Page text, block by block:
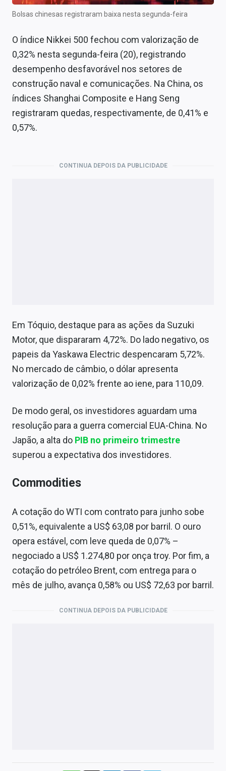
Central dos IPOs
Finanças Pessoais
Mercados
Economia
Empresas
Sobre
Expediente
Contato
Bolsas chinesas registraram baixa nesta segunda-feira
O índice Nikkei 500 fechou com valorização de
0,32% nesta segunda-feira (20), registrando
desempenho desfavorável nos setores de
construção naval e comunicações. Na China, os
índices Shanghai Composite e Hang Seng
registraram quedas, respectivamente, de 0,41% e
0,57%.
CONTINUA DEPOIS DA PUBLICIDADE
Em Tóquio, destaque para as ações da Suzuki
Motor, que dispararam 4,72%. Do lado negativo, os
papeis da Yaskawa Electric despencaram 5,72%.
No mercado de câmbio, o dólar apresenta
valorização de 0,02% frente ao iene, para 110,09.
De modo geral, os investidores aguardam uma
resolução para a guerra comercial EUA-China. No
Japão, a alta do PIB no primeiro trimestre
superou a expectativa dos investidores.
Commodities
A cotação do WTI com contrato para junho sobe
0,51%, equivalente a US$ 63,08 por barril. O ouro
opera estável, com leve queda de 0,07% –
negociado a US$ 1.274,80 por onça troy. Por fim, a
cotação do petróleo Brent, com entrega para o
mês de julho, avança 0,58% ou US$ 72,63 por barril.
CONTINUA DEPOIS DA PUBLICIDADE